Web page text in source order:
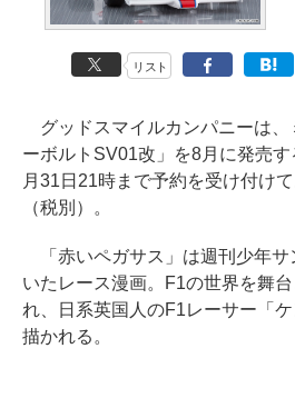
リスト
グッドスマイルカンパニーは、
ーボルトSV01改」を8月に発売
月31日21時まで予約を受け付け
（税別）。
「赤いペガサス」は週刊少年サ
いたレース漫画。F1の世界を舞
れ、日系英国人のF1レーサー「
描かれる。